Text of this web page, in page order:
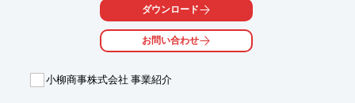
○蟻などの虫を寄せつけない
○雨掛かりでも色抜けしない
○周辺環境に合わせて選べる8色
○超低臭設計
ダウンロード
お問い合わせ
小柳商事株式会社 事業紹介